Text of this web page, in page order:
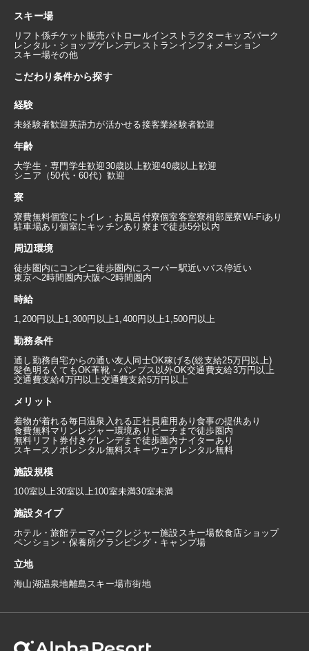
スキー場
リフト係チケット販売パトロールインストラクターキッズパーク
レンタル・ショップゲレンデレストラン インフォメーション
スキー場その他
こだわり条件から探す
経験
未経験者歓迎英語力が活かせる接客業経験者歓迎
年齢
大学生・専門学生歓迎30歳以上歓迎40歳以上歓迎
シニア（50代・60代）歓迎
寮
寮費無料個室にトイレ・お風呂付寮個室客室寮相部屋寮Wi-Fiあり
駐車場あり個室にキッチンあり 寮まで徒歩5分以内
周辺環境
徒歩圏内にコンビニ徒歩圏内にスーパー駅近いバス停近い
東京へ2時間圏内大阪へ2時間圏内
時給
1,200円以上1,300円以上1,400円以上1,500円以上
勤務条件
通し勤務自宅からの通い友人同士OK稼げる(総支給25万円以上)
髪色明るくてもOK革靴・パンプス以外OK交通費支給3万円以上
交通費支給4万円以上交通費支給5万円以上
メリット
着物が着れる毎日温泉入れる正社員雇用あり食事の提供あり
食費無料マリンレジャー環境あり ビーチまで徒歩圏内
無料リフト券付きゲレンデまで徒歩圏内ナイターあり
スキースノボレンタル無料スキーウェアレンタル無料
施設規模
100室以上30室以上100室未満30室未満
施設タイプ
ホテル・旅館テーマパーク レジャー施設 スキー場飲食店ショップ
ペンション・保養所グランピング・キャンプ場
立地
海山湖温泉地離島 スキー場市街地